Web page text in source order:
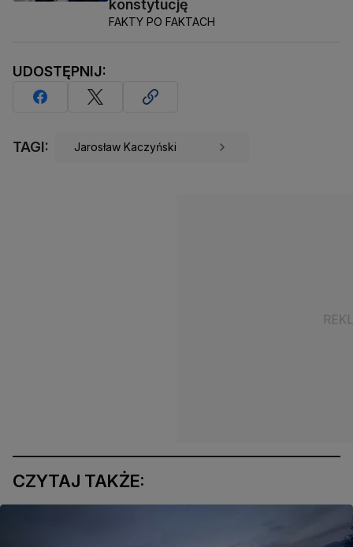
konstytucję
FAKTY PO FAKTACH
UDOSTĘPNIJ:
TAGI: Jarosław Kaczyński
CZYTAJ TAKŻE: